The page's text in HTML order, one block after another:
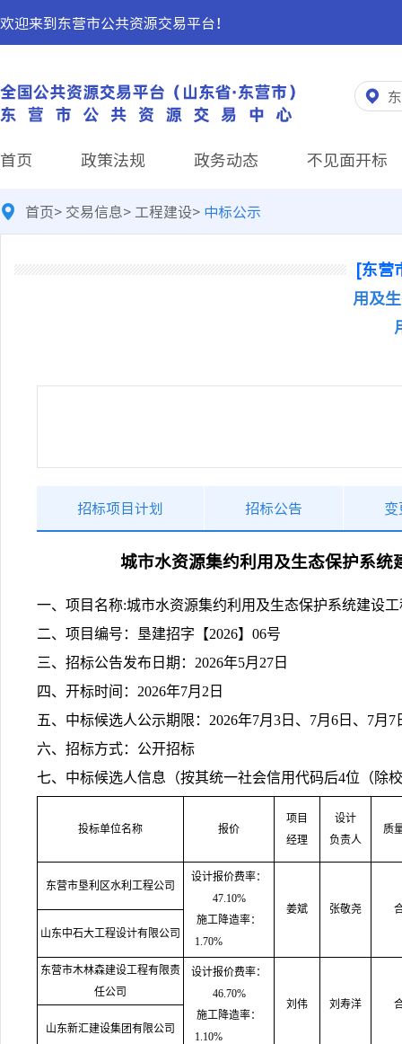
欢迎来到东营市公共资源交易平台！
首页 政策法规 政务动态 不见面开标
首页> 交易信息> 工程建设> 中标公示
[东营
用及
招标项目计划 招标公告
城市水资源集约利用及生态保护系
一、项目名称:城市水资源集约利用及生态保护系统建设
二、项目编号：垦建招字【2026】06号
三、招标公告发布日期：2026年5月27日
四、开标时间：2026年7月2日
五、中标候选人公示期限：2026年7月3日、7月6日、7
六、招标方式：公开招标
七、中标候选人信息（按其统一社会信用代码后4位（除
投标单位名称 报价
项目
经理
设计
负责人
质
东营市垦利区水利工程公司
设计报价费率：
47.10%
施工降造率：
1.70%
姜斌 张敬尧
山东中石大工程设计有限公司
东营市木林森建设工程有限责
任公司
设计报价费率：
46.70%
施工降造率：
1.10%
刘伟 刘寿洋
山东新汇建设集团有限公司